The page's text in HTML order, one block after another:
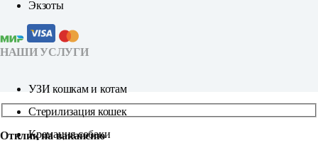
Экзоты
НАШИ УСЛУГИ
УЗИ кошкам и котам
Стерилизация кошек
Кремация собаки
Отклик на вакансию